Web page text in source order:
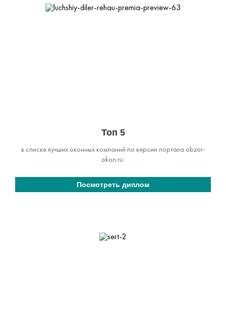
Топ 5
в списке лучших оконных компаний по версии портала obzor-
okon.ru.
Посмотреть диплом